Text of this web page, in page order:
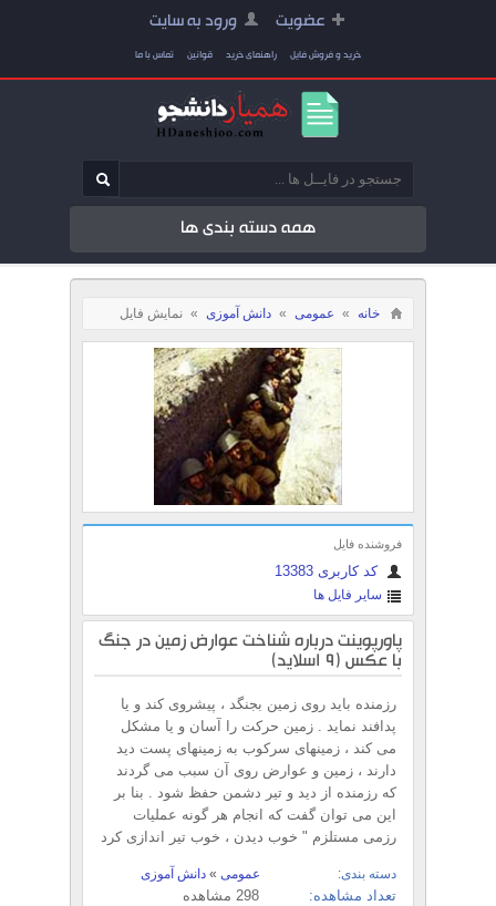
عضویت ورود به سایت
خرید و فروش فایل راهنمای خرید قوانین تماس با ما
همه دسته بندی ها
خانه » عمومی » دانش آموزی » نمایش فایل
فروشنده فایل
کد کاربری 13383
سایر فایل ها
پاورپوینت درباره شناخت عوارض زمین در جنگ
با عکس (9 اسلاید)
رزمنده باید روی زمین بجنگد ، پیشروی کند و یا
پدافند نماید . زمین حرکت را آسان و یا مشکل
می کند ، زمینهای سرکوب به زمینهای پست دید
دارند ، زمین و عوارض روی آن سبب می گردند
که رزمنده از دید و تیر دشمن حفظ شود . بنا بر
این می توان گفت که انجام هر گونه عملیات
رزمی مستلزم " خوب دیدن ، خوب تیر اندازی کرد
دسته بندی: عمومی » دانش آموزی
تعداد مشاهده: